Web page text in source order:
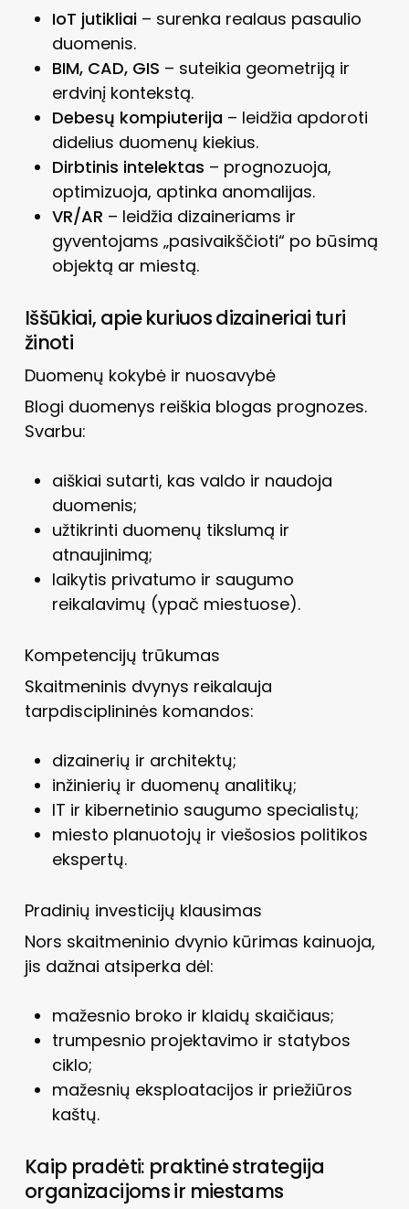
IoT jutikliai– surenka realaus pasaulio
duomenis.
BIM, CAD, GIS – suteikia geometriją ir
erdvinį kontekstą.
Debesų kompiuterija– leidžia apdoroti
didelius duomenų kiekius.
Dirbtinis intelektas – prognozuoja,
optimizuoja, aptinka anomalijas.
VR/AR – leidžia dizaineriams ir
gyventojams „pasivaikščioti“ po būsimą
objektą ar miestą.
Iššūkiai, apie kuriuos dizaineriai turi
žinoti
Duomenų kokybė ir nuosavybė
Blogi duomenys reiškia blogas prognozes.
Svarbu:
aiškiai sutarti, kas valdo ir naudoja
duomenis;
užtikrinti duomenų tikslumą ir
atnaujinimą;
laikytis privatumo ir saugumo
reikalavimų (ypač miestuose).
Kompetencijų trūkumas
Skaitmeninis dvynys reikalauja
tarpdisciplininės komandos:
dizainerių ir architektų;
inžinierių ir duomenų analitikų;
IT ir kibernetinio saugumo specialistų;
miesto planuotojų ir viešosios politikos
ekspertų.
Pradinių investicijų klausimas
Nors skaitmeninio dvynio kūrimas kainuoja,
jis dažnai atsiperka dėl:
mažesnio broko ir klaidų skaičiaus;
trumpesnio projektavimo ir statybos
ciklo;
mažesnių eksploatacijos ir priežiūros
kaštų.
Kaip pradėti: praktinė strategija
organizacijoms ir miestams